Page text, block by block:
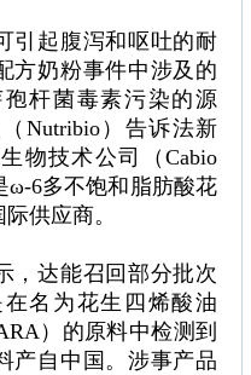
引起腹泻和呕吐的耐
方奶粉事件中涉及的
杆菌毒素污染的源
Nutribio）告诉法新
物技术公司（Cabio
ω-6多不饱和脂肪酸花
供应商。
，达能召回部分批次
名为花生四烯酸油
）的原料中检测到
产自中国。涉事产品